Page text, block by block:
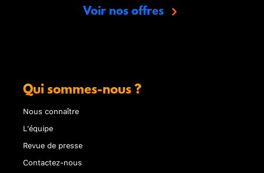
Voir nos offres
Qui sommes-nous ?
Nous connaître
L'équipe
Revue de presse
Contactez-nous